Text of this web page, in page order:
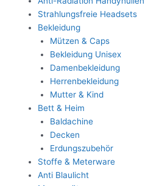
Strahlungsfreie Headsets
Bekleidung
Mützen & Caps
Bekleidung Unisex
Damenbekleidung
Herrenbekleidung
Mutter & Kind
Bett & Heim
Baldachine
Decken
Erdungszubehör
Stoffe & Meterware
Anti Blaulicht